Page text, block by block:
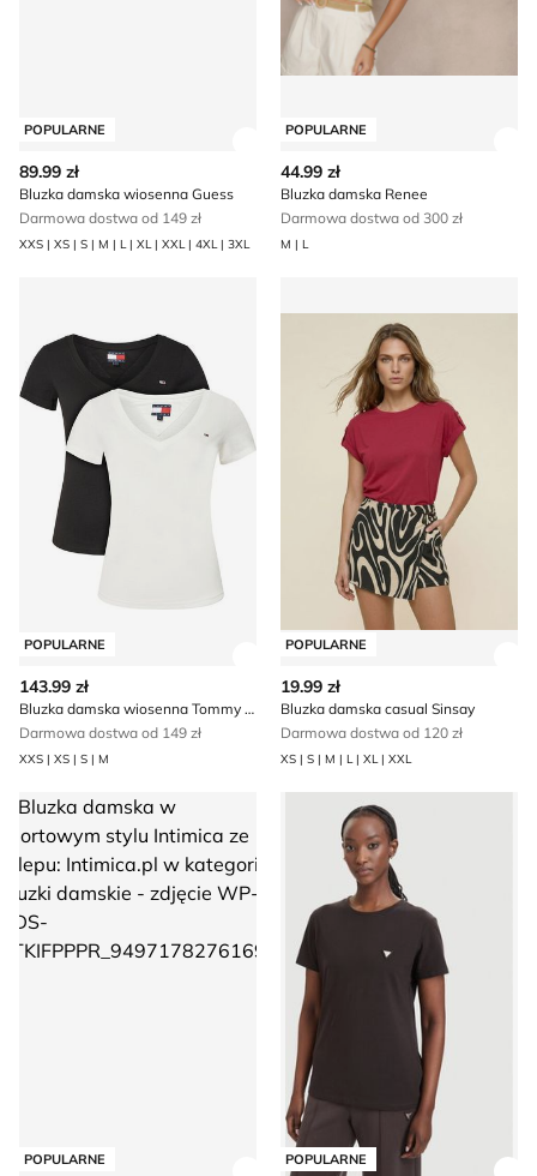
POPULARNE
89.99 zł
Bluzka damska wiosenna Guess
Darmowa dostwa od 149 zł
XXS | XS | S | M | L | XL | XXL | 4XL | 3XL
POPULARNE
44.99 zł
Bluzka damska Renee
Darmowa dostwa od 300 zł
M | L
POPULARNE
143.99 zł
Bluzka damska wiosenna Tommy Jeans
Darmowa dostwa od 149 zł
XXS | XS | S | M
POPULARNE
19.99 zł
Bluzka damska casual Sinsay
Darmowa dostwa od 120 zł
XS | S | M | L | XL | XXL
damska w sportowym stylu Intimica
POPULARNE
Bluzka damska wiosenna
POPULARNE